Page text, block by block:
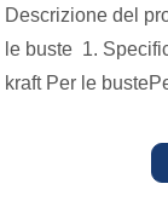
Descrizione del
le buste 1.
kraft Per le